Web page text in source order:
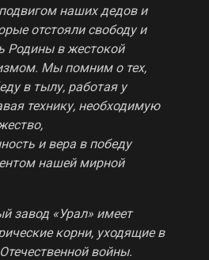
наших дедов и
отстояли свободу и
Родины в жестокой
Мы помним о тех,
в тылу, работая у
технику, необходимую
и вера в победу
нашей мирной
завод «Урал» имеет
корни, уходящие в
войны.